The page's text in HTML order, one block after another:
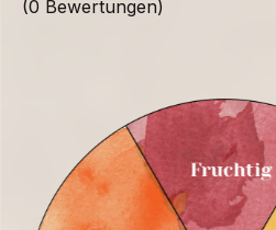
(0 Bewertungen)